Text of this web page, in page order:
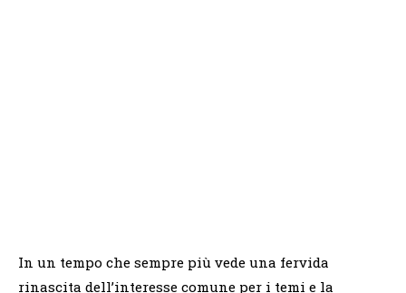
In un tempo che sempre più vede una fervida
rinascita dell’interesse comune per i temi e la